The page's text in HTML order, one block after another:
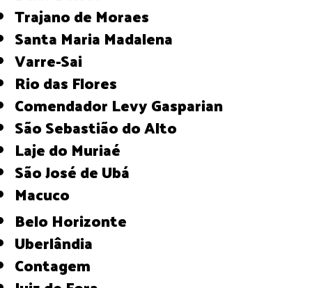
Trajano de Moraes
Santa Maria Madalena
Varre-Sai
Rio das Flores
Comendador Levy Gasparian
São Sebastião do Alto
Laje do Muriaé
São José de Ubá
Macuco
Belo Horizonte
Uberlândia
Contagem